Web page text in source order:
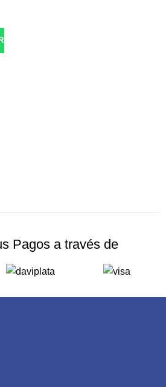
Pagos a través de